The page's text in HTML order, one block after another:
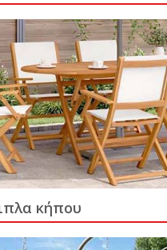
κήπου